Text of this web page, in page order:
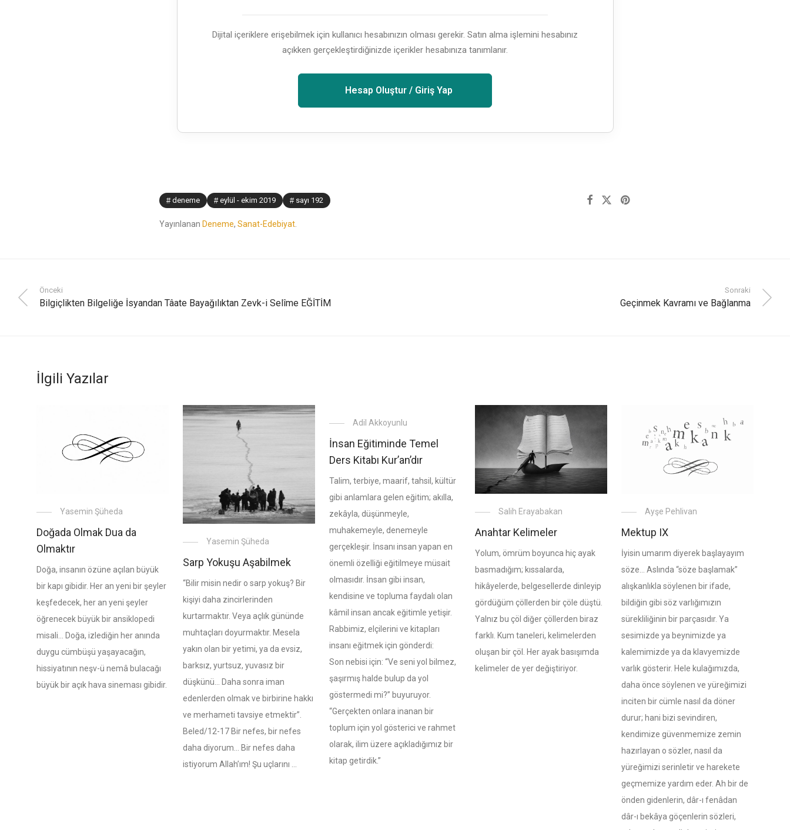
Dijital içeriklere erişebilmek için kullanıcı hesabınızın olması gerekir. Satın alma işlemini hesabınız
açıkken gerçekleştirdiğinizde içerikler hesabınıza tanımlanır.
Hesap Oluştur / Giriş Yap
deneme eylül - ekim 2019 sayı 192
Yayınlanan Deneme, Sanat-Edebiyat.
Önceki
Bilgiçlikten Bilgeliğe İsyandan Tâate Bayağılıktan Zevk-i Selîme EĞİTİM
Sonraki
Geçinmek Kavramı ve Bağlanma
İlgili Yazılar
Yasemin Şüheda
Doğada Olmak Dua da
Olmaktır
Doğa, insanın özüne açılan büyük
bir kapı gibidir. Her an yeni bir şeyler
keşfedecek, her an yeni şeyler
öğrenecek büyük bir ansiklopedi
misali… Doğa, izlediğin her anında
duygu cümbüşü yaşayacağın,
hissiyatının neşv-ü nemâ bulacağı
büyük bir açık hava sineması gibidir.
Yasemin Şüheda
Sarp Yokuşu Aşabilmek
“Bilir misin nedir o sarp yokuş? Bir
kişiyi daha zincirlerinden
kurtarmaktır. Veya açlık gününde
muhtaçları doyurmaktır. Mesela
yakın olan bir yetimi, ya da evsiz,
barksız, yurtsuz, yuvasız bir
düşkünü… Daha sonra iman
edenlerden olmak ve birbirine hakkı
ve merhameti tavsiye etmektir”.
Beled/12-17 Bir nefes, bir nefes
daha diyorum… Bir nefes daha
istiyorum Allah’ım! Şu uçlarını …
Adil Akkoyunlu
İnsan Eğitiminde Temel
Ders Kitabı Kur’an’dır
Talim, terbiye, maarif, tahsil, kültür
gibi anlamlara gelen eğitim; akılla,
zekâyla, düşünmeyle,
muhakemeyle, denemeyle
gerçekleşir. İnsanı insan yapan en
önemli özelliği eğitilmeye müsait
olmasıdır. İnsan gibi insan,
kendisine ve topluma faydalı olan
kâmil insan ancak eğitimle yetişir.
Rabbimiz, elçilerini ve kitapları
insanı eğitmek için gönderdi:
Son nebisi için: “Ve seni yol bilmez,
şaşırmış halde bulup da yol
göstermedi mi?” buyuruyor.
“Gerçekten onlara inanan bir
toplum için yol gösterici ve rahmet
olarak, ilim üzere açıkladığımız bir
kitap getirdik.”
Salih Erayabakan
Anahtar Kelimeler
Yolum, ömrüm boyunca hiç ayak
basmadığım; kıssalarda,
hikâyelerde, belgesellerde dinleyip
gördüğüm çöllerden bir çöle düştü.
Yalnız bu çöl diğer çöllerden biraz
farklı. Kum taneleri, kelimelerden
oluşan bir çöl. Her ayak basışımda
kelimeler de yer değiştiriyor.
Ayşe Pehlivan
Mektup IX
İyisin umarım diyerek başlayayım
söze… Aslında “söze başlamak”
alışkanlıkla söylenen bir ifade,
bildiğin gibi söz varlığımızın
sürekliliğinin bir parçasıdır. Ya
sesimizde ya beynimizde ya
kalemimizde ya da klavyemizde
varlık gösterir. Hele kulağımızda,
daha önce söylenen ve yüreğimizi
inciten bir cümle nasıl da döner
durur; hani bizi sevindiren,
kendimize güvenmemize zemin
hazırlayan o sözler, nasıl da
yüreğimizi serinletir ve harekete
geçmemize yardım eder. Ah bir de
önden gidenlerin, dâr-ı fenâdan
dâr-ı bekâya göçenlerin sözleri,